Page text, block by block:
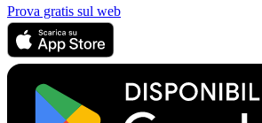
Prova gratis sul web